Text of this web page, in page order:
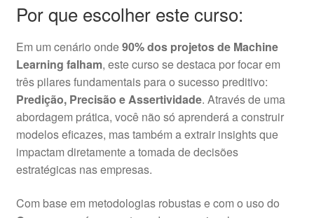
Por que escolher este curso:
Em um cenário onde90% dos projetos de Machine
Learning falham, este curso se destaca por focar em
três pilares fundamentais para o sucesso preditivo:
Predição, Precisão e Assertividade. Através de uma
abordagem prática, você não só aprenderá a construir
modelos eficazes, mas também a extrair insights que
impactam diretamente a tomada de decisões
estratégicas nas empresas.
Com base em metodologias robustas e com o uso do